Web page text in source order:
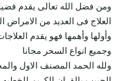
ومن فضل الله تعالى يقدم
العلاج فى العديد من الامراض
وأولها وأهمها فهو يقدم
وجميع انواع السحر مجانا
ولله الحمد المصنف الاول